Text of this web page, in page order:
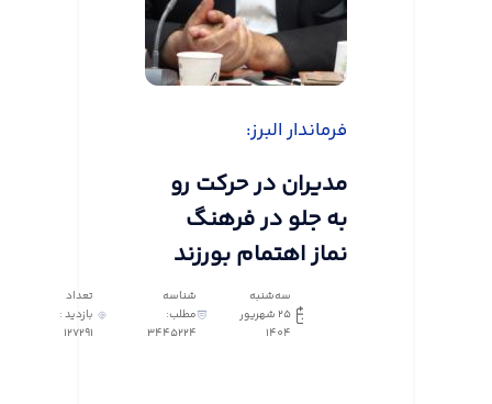
فرماندار البرز:
مدیران در حرکت رو
به جلو در فرهنگ
نماز اهتمام بورزند
سه‌شنبه
25 شهریور
1404
شناسه
مطلب:
3445224
تعداد
بازدید :
127291